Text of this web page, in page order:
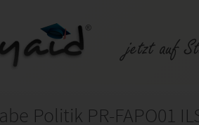
Politik PR-FAPO01